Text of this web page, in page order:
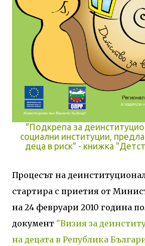
"Подкрепа за
социални институции,
деца в риск" - книжка
Процесът на
стартира с приетия от
на 24 февруари 2010 година
документ "Визия за
на децата в Република